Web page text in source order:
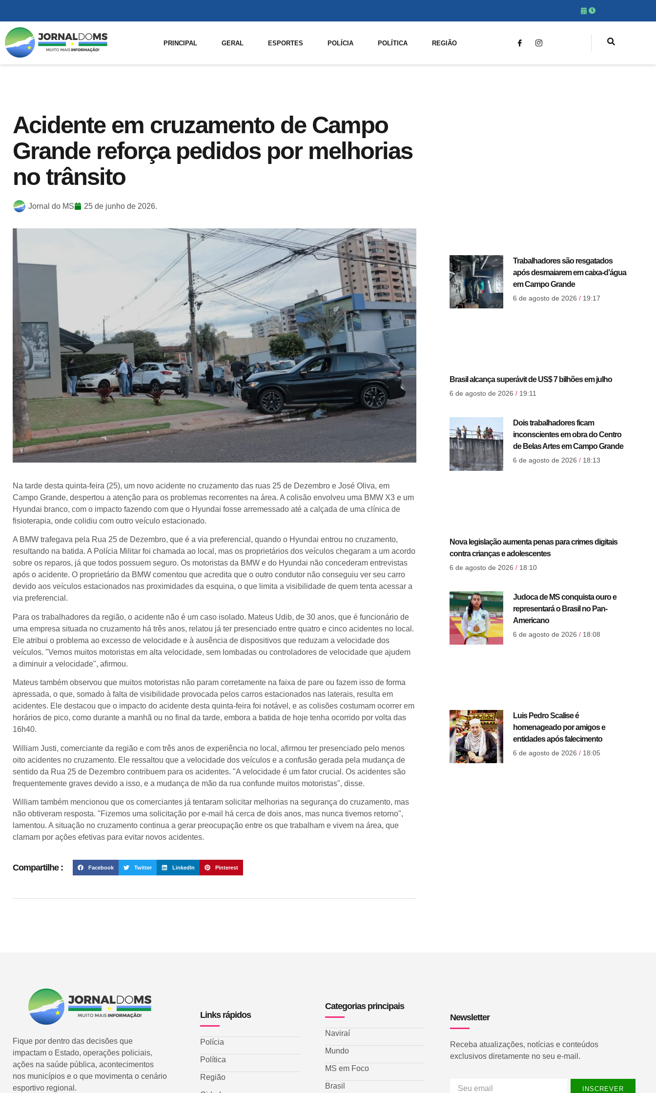
PRINCIPAL GERAL ESPORTES POLÍCIA POLÍTICA REGIÃO
Acidente em cruzamento de Campo
Grande reforça pedidos por melhorias
no trânsito
Jornal do MS 25 de junho de 2026.
Na tarde desta quinta-feira (25), um novo acidente no cruzamento das ruas 25 de Dezembro e José Oliva, em
Campo Grande, despertou a atenção para os problemas recorrentes na área. A colisão envolveu uma BMW X3 e um
Hyundai branco, com o impacto fazendo com que o Hyundai fosse arremessado até a calçada de uma clínica de
fisioterapia, onde colidiu com outro veículo estacionado.
A BMW trafegava pela Rua 25 de Dezembro, que é a via preferencial, quando o Hyundai entrou no cruzamento,
resultando na batida. A Polícia Militar foi chamada ao local, mas os proprietários dos veículos chegaram a um acordo
sobre os reparos, já que todos possuem seguro. Os motoristas da BMW e do Hyundai não concederam entrevistas
após o acidente. O proprietário da BMW comentou que acredita que o outro condutor não conseguiu ver seu carro
devido aos veículos estacionados nas proximidades da esquina, o que limita a visibilidade de quem tenta acessar a
via preferencial.
Para os trabalhadores da região, o acidente não é um caso isolado. Mateus Udib, de 30 anos, que é funcionário de
uma empresa situada no cruzamento há três anos, relatou já ter presenciado entre quatro e cinco acidentes no local.
Ele atribui o problema ao excesso de velocidade e à ausência de dispositivos que reduzam a velocidade dos
veículos. "Vemos muitos motoristas em alta velocidade, sem lombadas ou controladores de velocidade que ajudem
a diminuir a velocidade", afirmou.
Mateus também observou que muitos motoristas não param corretamente na faixa de pare ou fazem isso de forma
apressada, o que, somado à falta de visibilidade provocada pelos carros estacionados nas laterais, resulta em
acidentes. Ele destacou que o impacto do acidente desta quinta-feira foi notável, e as colisões costumam ocorrer em
horários de pico, como durante a manhã ou no final da tarde, embora a batida de hoje tenha ocorrido por volta das
16h40.
William Justi, comerciante da região e com três anos de experiência no local, afirmou ter presenciado pelo menos
oito acidentes no cruzamento. Ele ressaltou que a velocidade dos veículos e a confusão gerada pela mudança de
sentido da Rua 25 de Dezembro contribuem para os acidentes. "A velocidade é um fator crucial. Os acidentes são
frequentemente graves devido a isso, e a mudança de mão da rua confunde muitos motoristas", disse.
William também mencionou que os comerciantes já tentaram solicitar melhorias na segurança do cruzamento, mas
não obtiveram resposta. "Fizemos uma solicitação por e-mail há cerca de dois anos, mas nunca tivemos retorno",
lamentou. A situação no cruzamento continua a gerar preocupação entre os que trabalham e vivem na área, que
clamam por ações efetivas para evitar novos acidentes.
Compartilhe : Facebook Twitter LinkedIn Pinterest
Trabalhadores são resgatados
após desmaiarem em caixa-d’água
em Campo Grande
6 de agosto de 2026 19:17
Brasil alcança superávit de US$ 7 bilhões em julho
6 de agosto de 2026 19:11
Dois trabalhadores ficam
inconscientes em obra do Centro
de Belas Artes em Campo Grande
6 de agosto de 2026 18:13
Nova legislação aumenta penas para crimes digitais
contra crianças e adolescentes
6 de agosto de 2026 18:10
Judoca de MS conquista ouro e
representará o Brasil no Pan-
Americano
6 de agosto de 2026 18:08
Luis Pedro Scalise é
homenageado por amigos e
entidades após falecimento
6 de agosto de 2026 18:05
Fique por dentro das decisões que
impactam o Estado, operações policiais,
ações na saúde pública, acontecimentos
nos municípios e o que movimenta o cenário
esportivo regional.
Links rápidos
Polícia
Política
Região
Categorias principais
Naviraí
Mundo
MS em Foco
Brasil
Newsletter
Receba atualizações, notícias e conteúdos
exclusivos diretamente no seu e-mail.
INSCREVER